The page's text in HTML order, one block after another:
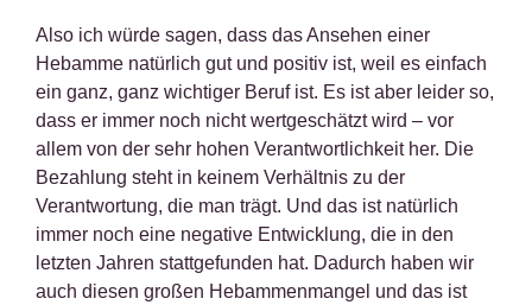
Also ich würde sagen, dass das Ansehen einer
Hebamme natürlich gut und positiv ist, weil es einfach
ein ganz, ganz wichtiger Beruf ist. Es ist aber leider so,
dass er immer noch nicht wertgeschätzt wird – vor
allem von der sehr hohen Verantwortlichkeit her. Die
Bezahlung steht in keinem Verhältnis zu der
Verantwortung, die man trägt. Und das ist natürlich
immer noch eine negative Entwicklung, die in den
letzten Jahren stattgefunden hat. Dadurch haben wir
auch diesen großen Hebammenmangel und das ist